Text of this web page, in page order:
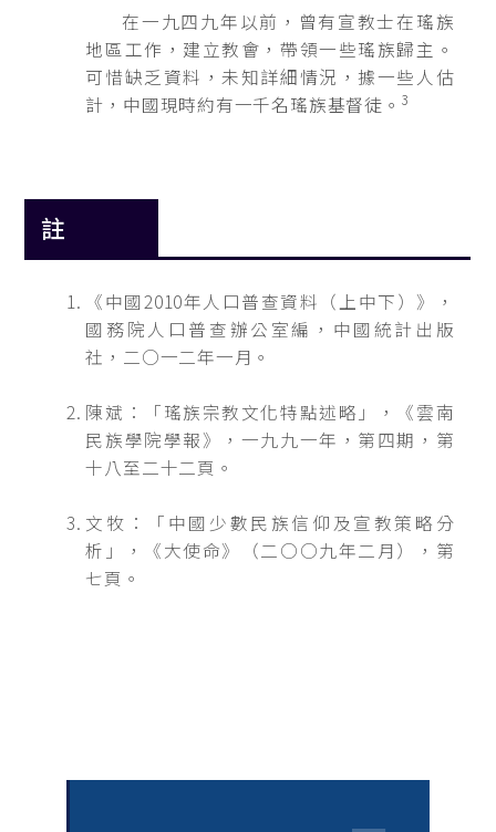
在一九四九年以前，曾有宣教士在瑤族
地區工作，建立教會，帶領一些瑤族歸主。
可惜缺乏資料，未知詳細情況，據一些人估
計，中國現時約有一千名瑤族基督徒。 3
註
《中國2010年人口普查資料（上中下）》，
國務院人口普查辦公室編，中國統計出版
社，二○一二年一月。
陳斌：「瑤族宗教文化特點述略」，《雲南
民族學院學報》，一九九一年，第四期，第
十八至二十二頁。
文牧：「中國少數民族信仰及宣教策略分
析」，《大使命》（二○○九年二月），第
七頁。